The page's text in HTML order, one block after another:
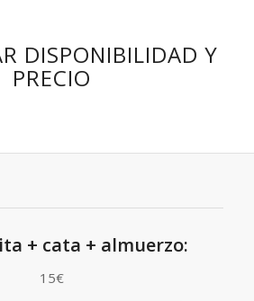
DISPONIBILIDAD Y
PRECIO
+ cata + almuerzo:
15€